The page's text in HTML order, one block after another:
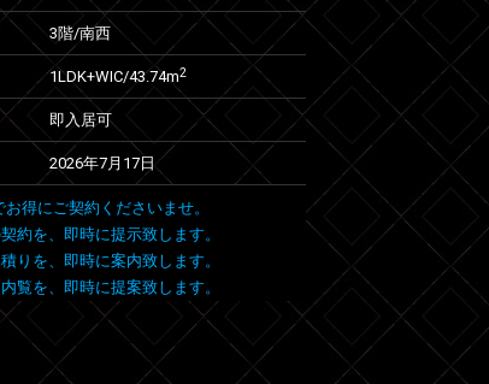
3階/南西
1LDK+WIC/43.74m2
即入居可
2026年7月17日
得にご契約くださいませ。
約を、即時に提示致します。
りを、即時に案内致します。
覧を、即時に提案致します。